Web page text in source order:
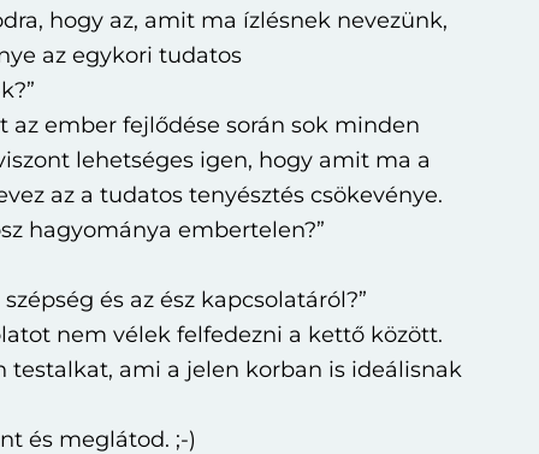
hogy az, amit ma ízlésnek nevezünk,
az egykori tudatos
az ember fejlődése során sok minden
lehetséges igen, hogy amit ma a
az a tudatos tenyésztés csökevénye.
hagyománya embertelen?”
és az ész kapcsolatáról?”
nem vélek felfedezni a kettő között.
testalkat, ami a jelen korban is ideálisnak
és meglátod. ;-)